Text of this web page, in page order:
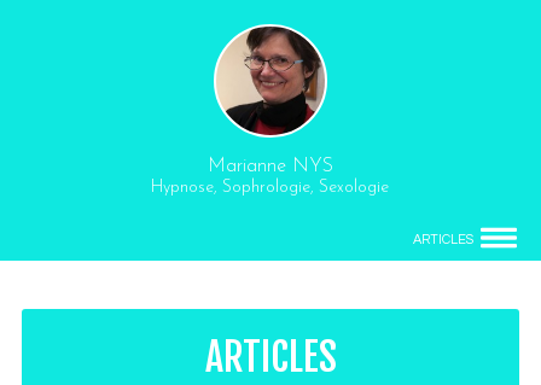
Marianne NYS
Hypnose, Sophrologie, Sexologie
ARTICLES
ARTICLES